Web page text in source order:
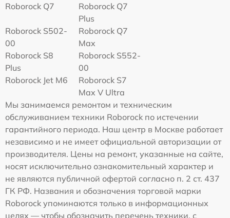
Roborock Q7
Roborock Q7
Plus
Roborock S502-
00
Roborock Q7
Max
Roborock S8
Plus
Roborock S552-
00
Roborock Jet M6
Roborock S7
Max V Ultra
Мы занимаемся ремонтом и техническим
обслуживанием техники Roborock по истечении
гарантийного периода. Наш центр в Москве работает
независимо и не имеет официальной авторизации от
производителя. Цены на ремонт, указанные на сайте,
носят исключительно ознакомительный характер и
не являются публичной офертой согласно п. 2 ст. 437
ГК РФ. Названия и обозначения торговой марки
Roborock упоминаются только в информационных
целях — чтобы обозначить перечень техники, с